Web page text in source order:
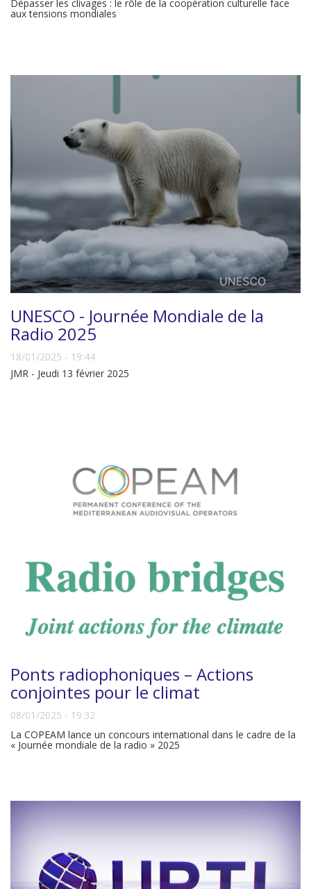
Dépasser les clivages : le rôle de la coopération culturelle face
aux tensions mondiales
UNESCO - Journée Mondiale de la
Radio 2025
18/01/2025 - 19:44
JMR - Jeudi 13 février 2025
Ponts radiophoniques – Actions
conjointes pour le climat
08/01/2025 - 19:32
La COPEAM lance un concours international dans le cadre de la
« Journée mondiale de la radio » 2025